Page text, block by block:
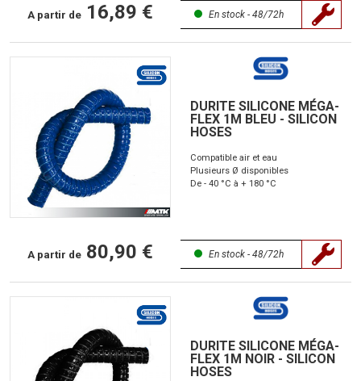
A partir de 16,89 € En stock - 48/72h
DURITE SILICONE MÉGA-
FLEX 1M BLEU - SILICON
HOSES
Compatible air et eau
Plusieurs Ø disponibles
De - 40 °C à + 180 °C
A partir de 80,90 € En stock - 48/72h
DURITE SILICONE MÉGA-
FLEX 1M NOIR - SILICON
HOSES